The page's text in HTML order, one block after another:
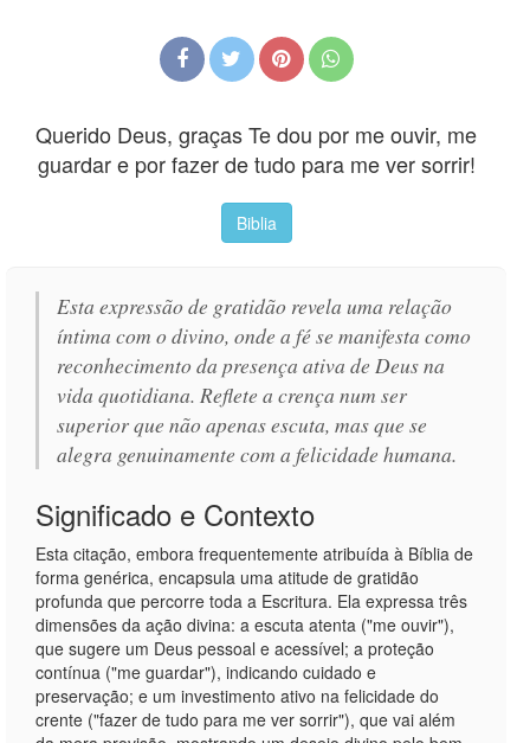
Querido Deus, graças Te dou por me ouvir, me
guardar e por fazer de tudo para me ver sorrir!
Biblia
Esta expressão de gratidão revela uma relação
íntima com o divino, onde a fé se manifesta como
reconhecimento da presença ativa de Deus na
vida quotidiana. Reflete a crença num ser
superior que não apenas escuta, mas que se
alegra genuinamente com a felicidade humana.
Significado e Contexto
Esta citação, embora frequentemente atribuída à Bíblia de
forma genérica, encapsula uma atitude de gratidão
profunda que percorre toda a Escritura. Ela expressa três
dimensões da ação divina: a escuta atenta ("me ouvir"),
que sugere um Deus pessoal e acessível; a proteção
contínua ("me guardar"), indicando cuidado e
preservação; e um investimento ativo na felicidade do
crente ("fazer de tudo para me ver sorrir"), que vai além